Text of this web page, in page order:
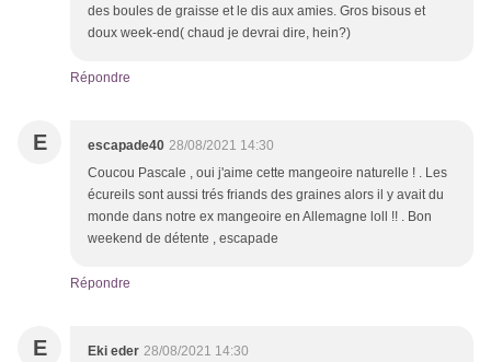
des boules de graisse et le dis aux amies. Gros bisous et
doux week-end( chaud je devrai dire, hein?)
Répondre
E escapade40 28/08/2021 14:30
Coucou Pascale , oui j'aime cette mangeoire naturelle ! . Les
écureils sont aussi trés friands des graines alors il y avait du
monde dans notre ex mangeoire en Allemagne loll !! . Bon
weekend de détente , escapade
Répondre
E Eki eder 28/08/2021 14:30